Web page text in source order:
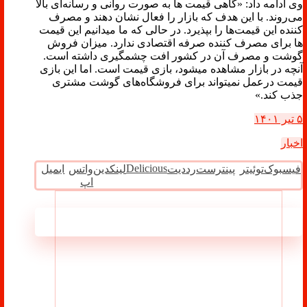
وی ادامه داد: «گاهی قیمت ها به صورت روانی و رسانه‌ای بالا
می‌روند. با این هدف که بازار را فعال نشان دهند و مصرف
کننده این قیمت‌ها را بپذیرد. در حالی که ما میدانیم این قیمت
ها برای مصرف کننده صرفه اقتصادی ندارد. میزان فروش
گوشت و مصرف آن در کشور افت چشمگیری داشته است.
آنچه در بازار مشاهده میشود، بازی قیمت است. اما این بازی
قیمت درعمل نمیتواند برای فروشگاه‌های گوشت مشتری
جذب کند.»
۵ تیر ۱۴۰۱
اخبار
فیسبوکتوئیتر پینترسترددیتDeliciousلینکدینواتس
اپ
ایمیل